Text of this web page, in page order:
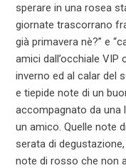
sperare in una rosea
giornate trascorrano
già primavera nè?” e
amici dall’occhiale VIP
inverno ed al calar del
e tiepide note di un
accompagnato da una
un amico. Quelle note
serata di
note di rosso che non